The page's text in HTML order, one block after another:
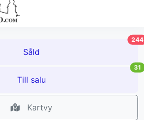
Såld
244
Till salu
31
Kartvy